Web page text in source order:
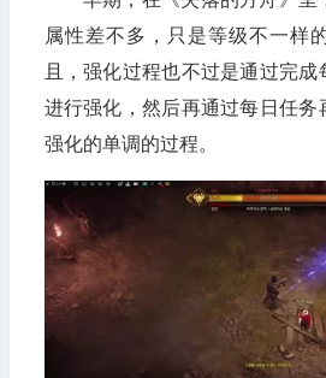
属性差不多，只是等级不一样
且，强化过程也不过是通过完成
进行强化，然后再通过每日任务
强化的单调的过程。